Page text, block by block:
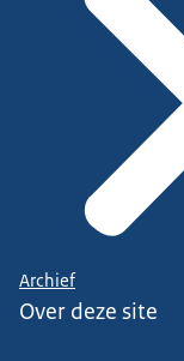
Archief
Over deze site